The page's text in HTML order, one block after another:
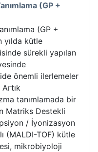
(GP +
(GP +
yılda kütle
sürekli yapılan
önemli ilerlemeler
Artık
tanımlamada bir
Matriks Destekli
/ İyonizasyon
(MALDI-TOF) kütle
mikrobiyoloji